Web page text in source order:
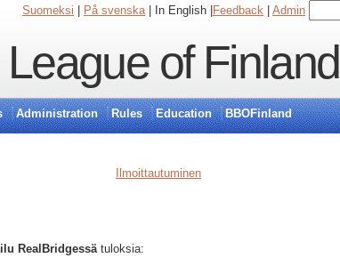
Suomeksi På svenska| In English | Feedback Admin
of Finland
Administration Rules Education BBOFinland
Ilmoittautuminen
RealBridgessätuloksia: